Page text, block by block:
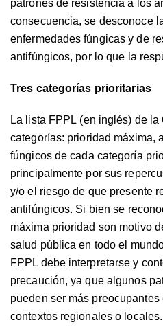
patrones de resistencia a los
consecuencia, se desconoce
enfermedades fúngicas y de
antifúngicos, por lo que la
Tres categorías prioritarias
La lista FPPL (en inglés) de la
categorías: prioridad máxima,
fúngicos de cada categoría
principalmente por sus
y/o el riesgo de que presente
antifúngicos. Si bien se
máxima prioridad son motivo
salud pública en todo el
FPPL debe interpretarse y
precaución, ya que algunos
pueden ser más
contextos regionales o locales.